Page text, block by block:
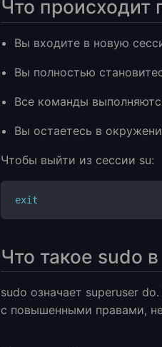
Что происходит
Вы входите в новую
Вы полностью
Все команды
Вы остаетесь в
Чтобы выйти из сессии su:
exit
Что такое sudo
sudo означает superuser
с повышенными правами,